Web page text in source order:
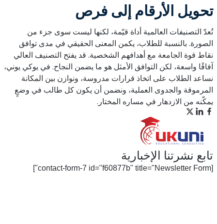
تحويل الأرقام إلى فرص
تُعدّ التصنيفات العالمية أداة قيّمة، لكنها ليست سوى جزء من
الصورة. بالنسبة للطلاب، يكمن المعنى الحقيقي في مدى توافق
نقاط قوة الجامعة مع أهدافهم الشخصية. قد يفتح التصنيف العالي
آفاقًا واسعة، لكن التوافق الأمثل هو ما يضمن النجاح. في يوكي يوني،
نساعد الطلاب على اتخاذ قرارات مدروسة، ونوازن بين المكانة
المرموقة والجدوى العملية، ونضمن أن يكون كل طالب في وضعٍ
يمكّنه من الازدهار في مساره المختار.
تابع نشرتنا الإخبارية
[contact-form-7 id="f60877b" title="Newsletter Form"]